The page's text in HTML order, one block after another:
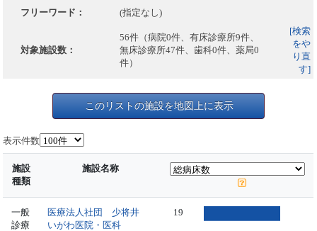
フリーワード： (指定なし)
対象施設数：
56件（病院0件、有床診療所9件、
無床診療所47件、歯科0件、薬局0
件）
[検索
をや
り直
す]
このリストの施設を地図上に表示
表示件数
施設
種類
施設名称
一般
診療
医療法人社団 少将井
いがわ医院・医科
19